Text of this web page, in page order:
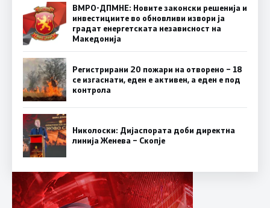
ВМРО-ДПМНЕ: Новите законски решенија и
инвестициите во обновливи извори ја
градат енергетската независност на
Македонија
Регистрирани 20 пожари на отворено – 18
се изгаснати, еден е активен, а еден е под
контрола
Николоски: Дијаспората доби директна
линија Женева – Скопје